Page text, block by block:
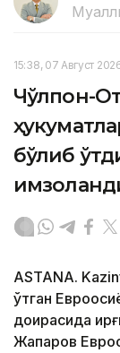
15:38, 07 Август
Чўлпон-
бўлиб
ASTANA.
ўтган
доирасида
Жапаров